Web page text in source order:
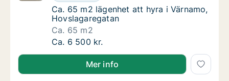
Ca. 65 m2 lägenhet att hyra i Värnamo,
Ca. 65 m2 lägenhet att hyra i Värnamo,
Hovslagaregatan
Ca. 65 m2
Ca. 65 m2 lägenhet att hyra i Värnamo,
Ca. 6 500 kr.
Mer info